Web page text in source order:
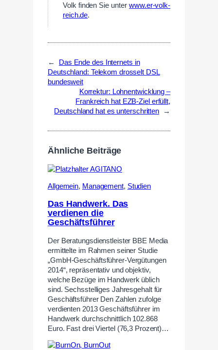
Volk finden Sie unterwww.er-volk-
reich.de.
←
Das Ende des Internets in
Deutschland: Telekom drosselt DSL
bundesweit
Korrektur: Lohnentwicklung –
Frankreich hat EZB-Ziel erfüllt,
Deutschland hat es unterschritten
→
Ähnliche Beiträge
Allgemein, Management, Studien
Das Handwerk. Das
verdienen die
Geschäftsführer
Der Beratungsdienstleister BBE Media
ermittelte im Rahmen seiner Studie
„GmbH-Geschäftsführer-Vergütungen
2014“, repräsentativ und objektiv,
welche Bezüge im Handwerk üblich
sind. Sechsstelliges Jahresgehalt für
Geschäftsführer Den Zahlen zufolge
verdienten 2013 Geschäftsführer im
Handwerk durchschnittlich 102.868
Euro. Fast drei Viertel (76,3 Prozent)…